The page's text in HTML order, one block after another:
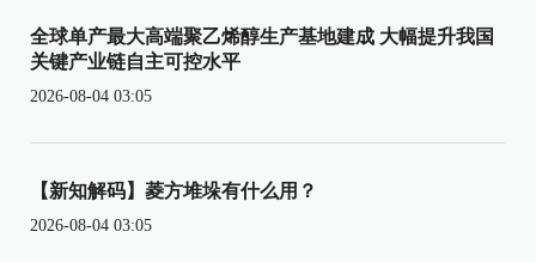
全球单产最大高端聚乙烯醇生产基地建成 大幅提升我国
关键产业链自主可控水平
2026-08-04 03:05
【新知解码】菱方堆垛有什么用？
2026-08-04 03:05